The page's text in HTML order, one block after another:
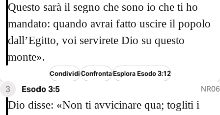
Questo sarà il segno che sono io che ti ho
mandato: quando avrai fatto uscire il popolo
dall’Egitto, voi servirete Dio su questo
monte».
CondividiConfrontaEsplora Esodo 3:12
3 Esodo 3:5 NR06
Dio disse: «Non ti avvicinare qua; togliti i